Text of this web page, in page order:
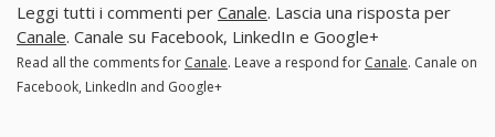
Leggi tutti i commenti per Canale. Lascia una risposta per
Canale. Canale su Facebook, LinkedIn e Google+
Read all the comments for Canale. Leave a respond for Canale. Canale on
Facebook, LinkedIn and Google+